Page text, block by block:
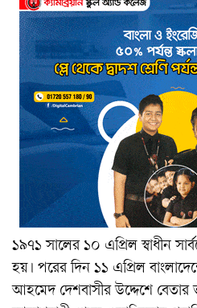
১৯৭১ সালের ১০ এপ্রিল স্বাধীন
হয়। পরের দিন ১১ এপ্রিল
আহমেদ দেশবাসীর উদ্দেশে